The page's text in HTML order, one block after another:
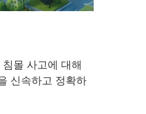
몰 사고에 대해
신속하고 정확하